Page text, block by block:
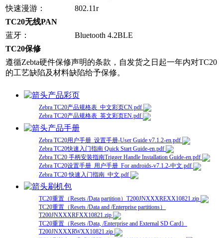
快速漫游：
802.11r
TC20无线PAN
蓝牙：
Bluetooth 4.2BLE
TC20保修
遵循Zebta硬件保修声明的条款，自发货之日起一年内对TC20
的工艺缺陷及材料缺陷给予保修。
产品彩页
Zebra TC20产品规格表_中文彩页CN.pdf
Zebra TC20产品规格表_英文彩页EN.pdf
产品手册
Zebra TC20用户手册_设置手册-User Guide v7.1.2-en.pdf
Zebra TC20快速入门指南 Quick Start Guide-en.pdf
Zebra TC20 手柄安装指南Trigger Handle Installation Guide-en.pdf
Zebra TC20设置手册_用户手册_For androids-v7.1.2-中文.pdf
Zebra TC20 快速入门指南_中文.pdf
刷机包
TC20重置（Resets /Data partition）T200JNXXXREXX10821.zip
TC20重置（Resets /Data and /Enterprise partitions）
T200JNXXXRFXX10821.zip
TC20重置（Resets /Data, /Enterprise and External SD Card）
T200JNXXXRWXX10821.zip